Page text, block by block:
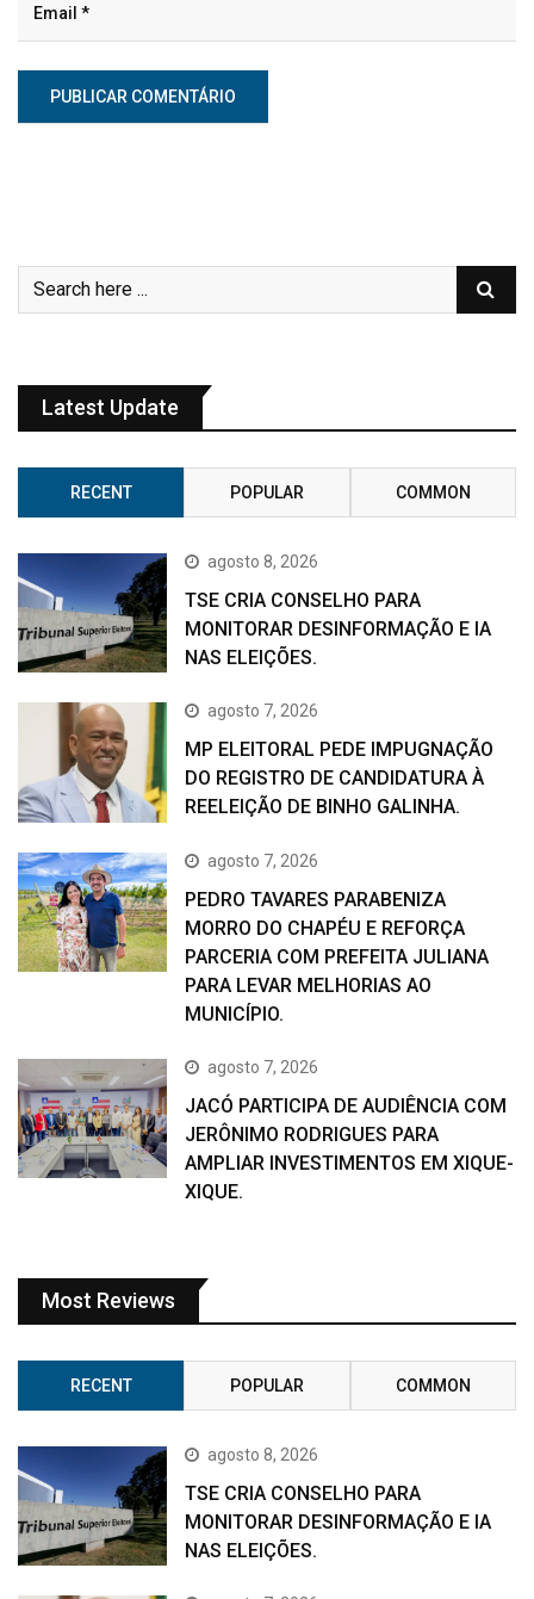
Latest Update
RECENT POPULAR COMMON
agosto 8, 2026
TSE CRIA CONSELHO PARA
MONITORAR DESINFORMAÇÃO E IA
NAS ELEIÇÕES.
agosto 7, 2026
MP ELEITORAL PEDE IMPUGNAÇÃO
DO REGISTRO DE CANDIDATURA À
REELEIÇÃO DE BINHO GALINHA.
agosto 7, 2026
PEDRO TAVARES PARABENIZA
MORRO DO CHAPÉU E REFORÇA
PARCERIA COM PREFEITA JULIANA
PARA LEVAR MELHORIAS AO
MUNICÍPIO.
agosto 7, 2026
JACÓ PARTICIPA DE AUDIÊNCIA COM
JERÔNIMO RODRIGUES PARA
AMPLIAR INVESTIMENTOS EM XIQUE-
XIQUE.
Most Reviews
RECENT POPULAR COMMON
agosto 8, 2026
TSE CRIA CONSELHO PARA
MONITORAR DESINFORMAÇÃO E IA
NAS ELEIÇÕES.